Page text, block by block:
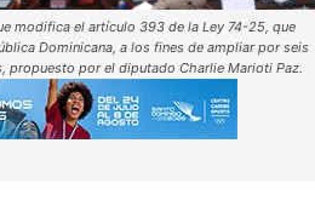
modifica el artículo 393 de la Ley 74-25, que
Dominicana, a los fines de ampliar por seis
propuesto por el diputado Charlie Marioti Paz.